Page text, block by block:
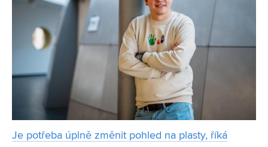
Je potřeba úplně změnit pohled na plasty, říká